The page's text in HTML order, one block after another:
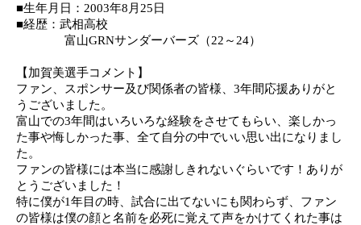
■生年月日： 2003年8 月 25日
■経歴：武相高校
富山GRNサンダーバーズ（22 ～ 24）
【加賀美選手コメント 】
ファン、スポンサー及び関係者の皆様、 3年間応援ありがと
うございました。
富山での3年間はいろいろな経験をさせてもらい、楽しかっ
た事や悔しかった事、全て自分の中でいい思い出になりまし
た。
ファンの皆様には本当に感謝しきれない ぐらいです！ ありが
とう ございました！
特に僕が1年目の時、試合に出てないにも関わらず
ファン
の皆様は僕の顔と名前を必死に覚えて声をかけてくれた事は